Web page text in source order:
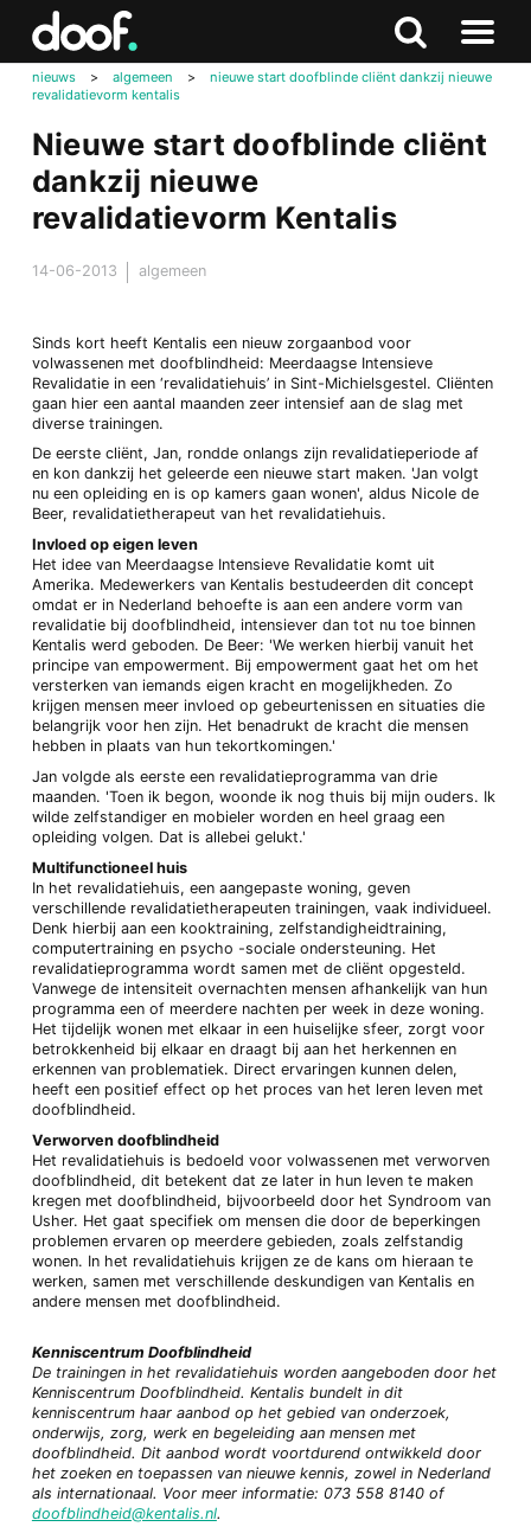
Zoeken
Naar
menu
nieuws > algemeen >
nieuwe start doofblinde cliënt dankzij nieuwe
revalidatievorm kentalis
Nieuwe start doofblinde cliënt
dankzij nieuwe
revalidatievorm Kentalis
14-06-2013 algemeen
Sinds kort heeft Kentalis een nieuw zorgaanbod voor
volwassenen met doofblindheid: Meerdaagse Intensieve
Revalidatie in een ‘revalidatiehuis’ in Sint-Michielsgestel. Cliënten
gaan hier een aantal maanden zeer intensief aan de slag met
diverse trainingen.
De eerste cliënt, Jan, rondde onlangs zijn revalidatieperiode af
en kon dankzij het geleerde een nieuwe start maken. 'Jan volgt
nu een opleiding en is op kamers gaan wonen', aldus Nicole de
Beer, revalidatietherapeut van het revalidatiehuis.
Invloed op eigen leven
Het idee van Meerdaagse Intensieve Revalidatie komt uit
Amerika. Medewerkers van Kentalis bestudeerden dit concept
omdat er in Nederland behoefte is aan een andere vorm van
revalidatie bij doofblindheid, intensiever dan tot nu toe binnen
Kentalis werd geboden. De Beer: 'We werken hierbij vanuit het
principe van empowerment. Bij empowerment gaat het om het
versterken van iemands eigen kracht en mogelijkheden. Zo
krijgen mensen meer invloed op gebeurtenissen en situaties die
belangrijk voor hen zijn. Het benadrukt de kracht die mensen
hebben in plaats van hun tekortkomingen.'
Jan volgde als eerste een revalidatieprogramma van drie
maanden. 'Toen ik begon, woonde ik nog thuis bij mijn ouders. Ik
wilde zelfstandiger en mobieler worden en heel graag een
opleiding volgen. Dat is allebei gelukt.'
Multifunctioneel huis
In het revalidatiehuis, een aangepaste woning, geven
verschillende revalidatietherapeuten trainingen, vaak individueel.
Denk hierbij aan een kooktraining, zelfstandigheidtraining,
computertraining en psycho -sociale ondersteuning. Het
revalidatieprogramma wordt samen met de cliënt opgesteld.
Vanwege de intensiteit overnachten mensen afhankelijk van hun
programma een of meerdere nachten per week in deze woning.
Het tijdelijk wonen met elkaar in een huiselijke sfeer, zorgt voor
betrokkenheid bij elkaar en draagt bij aan het herkennen en
erkennen van problematiek. Direct ervaringen kunnen delen,
heeft een positief effect op het proces van het leren leven met
doofblindheid.
Verworven doofblindheid
Het revalidatiehuis is bedoeld voor volwassenen met verworven
doofblindheid, dit betekent dat ze later in hun leven te maken
kregen met doofblindheid, bijvoorbeeld door het Syndroom van
Usher. Het gaat specifiek om mensen die door de beperkingen
problemen ervaren op meerdere gebieden, zoals zelfstandig
wonen. In het revalidatiehuis krijgen ze de kans om hieraan te
werken, samen met verschillende deskundigen van Kentalis en
andere mensen met doofblindheid.
Kenniscentrum Doofblindheid
De trainingen in het revalidatiehuis worden aangeboden door het
Kenniscentrum Doofblindheid. Kentalis bundelt in dit
kenniscentrum haar aanbod op het gebied van onderzoek,
onderwijs, zorg, werk en begeleiding aan mensen met
doofblindheid. Dit aanbod wordt voortdurend ontwikkeld door
het zoeken en toepassen van nieuwe kennis, zowel in Nederland
als internationaal. Voor meer informatie: 073 558 8140 of
doofblindheid@kentalis.nl.
Doof.nl
Zoeken
naar